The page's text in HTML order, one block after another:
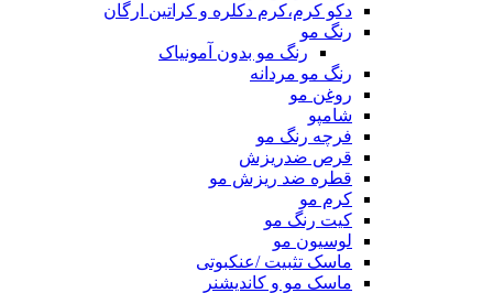
دکو کرم،کرم دکلره و کراتین ارگان
رنگ مو
رنگ مو بدون آمونیاک
رنگ مو مردانه
روغن مو
شامپو
فرچه رنگ مو
قرص ضدریزش
قطره ضد ریزش مو
کرم مو
کیت رنگ مو
لوسیون مو
ماسک تثبیت /عنکبوتی
ماسک مو و کاندیشنر